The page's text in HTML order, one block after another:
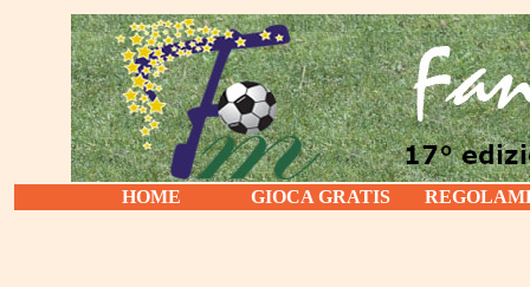
HOME GIOCA GRATIS